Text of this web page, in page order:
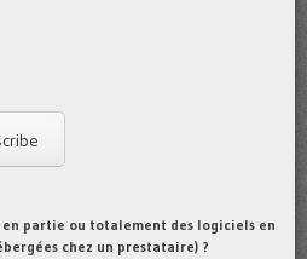
partie ou totalement des logiciels en
chez un prestataire) ?